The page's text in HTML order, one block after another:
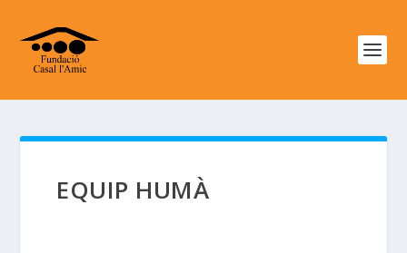
EQUIP HUMÀ